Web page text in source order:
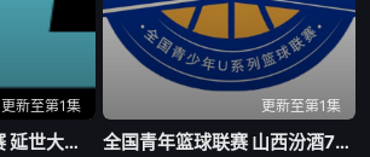
更新至第1集
亚洲大学生篮球联赛 延世大学VS北京大学20260804
更新至第1集
全国青年篮球联赛 山西汾酒78-73四川锦城20260805